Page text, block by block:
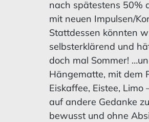
nach spätestens 50%
mit neuen Impulsen/
Stattdessen könnten
selbsterklärend und
doch mal Sommer!
Hängematte, mit dem
Eiskaffee, Eistee,
auf andere Gedanke
bewusst und ohne